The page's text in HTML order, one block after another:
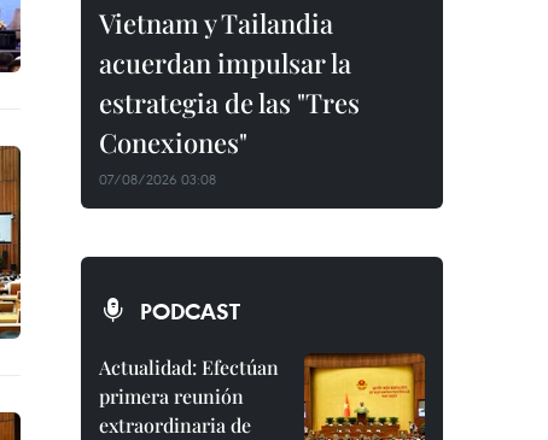
Vietnam y Tailandia
acuerdan impulsar la
estrategia de las "Tres
Conexiones"
07/08/2026 03:08
PODCAST
Actualidad: Efectúan
primera reunión
extraordinaria de